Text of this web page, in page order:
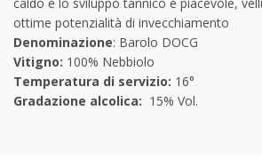
ottime potenzialità di invecchiamento
Denominazione: Barolo DOCG
Vitigno: 100% Nebbiolo
Temperatura di servizio: 16°
Gradazione alcolica: 15% Vol.